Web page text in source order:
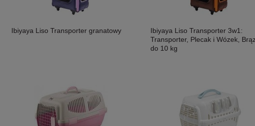
Nowa Pojemność!
Wołowina Z Kocimiętką I Szałwią 50g,
Niewielkie Miękkie Paluszki Dla Kota!
Nowość!
11,50 zł
Ibiyaya Liso Transporter granatowy
Ibiyaya Liso Transporter 3w1:
Transporter, Plecak i Wózek,
do 10 kg